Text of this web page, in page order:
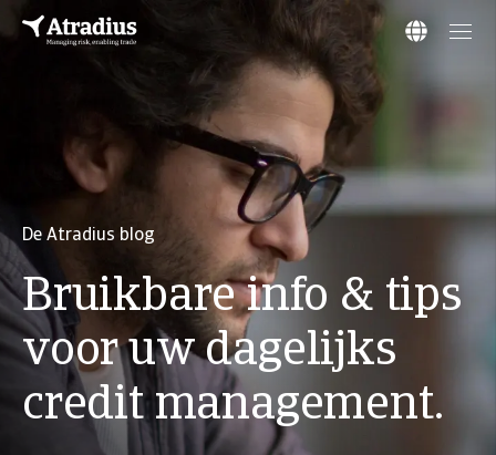
De Atradius blog
Bruikbare info & tips
voor uw dagelijks
credit management.